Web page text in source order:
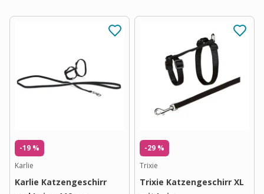
-19 %
Karlie
Karlie Katzengeschirr
-29 %
Trixie
Trixie Katzengeschirr XL